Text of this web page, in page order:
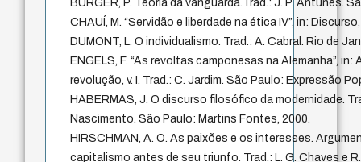
BÜRGER, P. Teoria da vanguarda.Trad.: J. P. Antunes.
CHAUÍ, M. “Servidão e liberdade na ética IV”, in:
DUMONT, L. O individualismo. Trad.: A. Cabral. Rio de
ENGELS, F. “As revoltas camponesas na Alemanha”,
revolução, v. I. Trad.: C. Jardim. São Paulo: Expressão
HABERMAS, J. O discurso filosófico da modernidade.
Nascimento. São Paulo: Martins Fontes, 2000.
HIRSCHMAN, A. O. As paixões e os interesses.
capitalismo antes de seu triunfo. Trad.: L. G. Chaves e